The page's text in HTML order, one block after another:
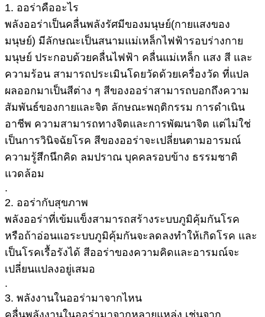
1. ออร่าคืออะไร
พลังออร่าเป็นคลื่นพลังรัศมีของมนุษย์(กายแสงของ
มนุษย์) มีลักษณะเป็นสนามแม่เหล็กไฟฟ้ารอบร่างกาย
มนุษย์ ประกอบด้วยคลื่นไฟฟ้า คลื่นแม่เหล็ก แสง สี และ
ความร้อน สามารถประเมินโดยวัดด้วยเครื่องวัด ที่แปล
ผลออกมาเป็นสีต่าง ๆ สีของออร่าสามารถบอกถึงความ
สัมพันธ์ของกายและจิต ลักษณะพฤติกรรม การดำเนิน
อาชีพ ความสามารถทางจิตและการพัฒนาจิต แต่ไม่ใช่
เป็นการวินิจฉัยโรค สีของออร่าจะเปลี่ยนตามอารมณ์
ความรู้สึกนึกคิด ลมปราณ บุคคลรอบข้าง ธรรมชาติ
แวดล้อม
.
2. ออร่ากับสุขภาพ
พลังออร่าที่เข้มแข็งสามารถสร้างระบบภูมิคุ้มกันโรค
หรือถ้าอ่อนแอระบบภูมิคุ้มกันจะลดลงทำให้เกิดโรค และ
เป็นโรคเรื้อรังได้ สีออร่าของความคิดและอารมณ์จะ
เปลี่ยนแปลงอยู่เสมอ
.
3. พลังงานในออร่ามาจากไหน